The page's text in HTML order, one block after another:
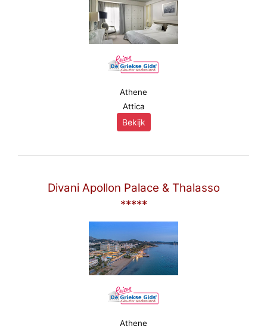
Athene
Attica
Bekijk
Divani Apollon Palace & Thalasso
*****
Athene